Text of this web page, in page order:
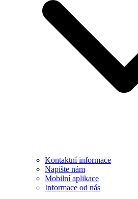
Kontaktní informace
Napište nám
Mobilní aplikace
Informace od nás